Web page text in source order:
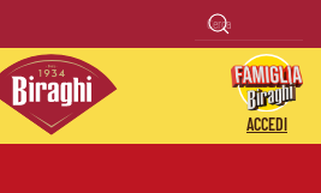
ACCEDI